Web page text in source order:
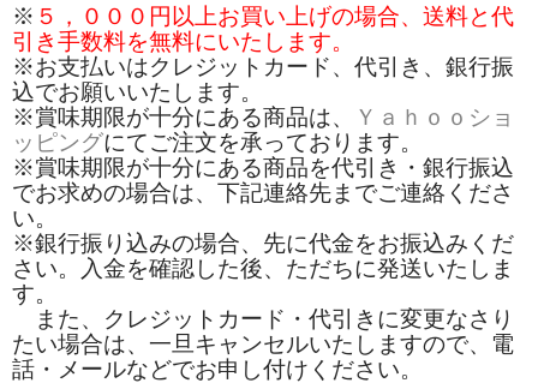
スイーツ
文具
洋菓子
クッキー
クランチ
ケーキ
サンド
※ ５，００ ０円以上お買い上げの場合、送料と代
引き手数料を無料にいたします。
※お支払いはクレジットカード、代引き、銀行振
込でお願いいたします。
※賞味期限が十分にある商品は、
Ｙａｈｏｏショ
ッピングにてご注文を承っております。
※賞味期限が十分にある商品を代引き・銀行振込
でお求めの場合は、下記連絡先までご連絡くださ
い。
※銀行振り込みの場合、先に代金をお振込みくだ
さい。入金を確認した後、ただちに発送いたしま
す。
また、クレジットカード・代引きに変更なさり
たい場合は、一旦キャンセルいたしますので、電
話・メールなどでお申し付けください。